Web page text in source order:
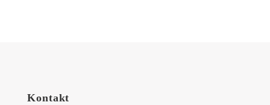
Kontakt